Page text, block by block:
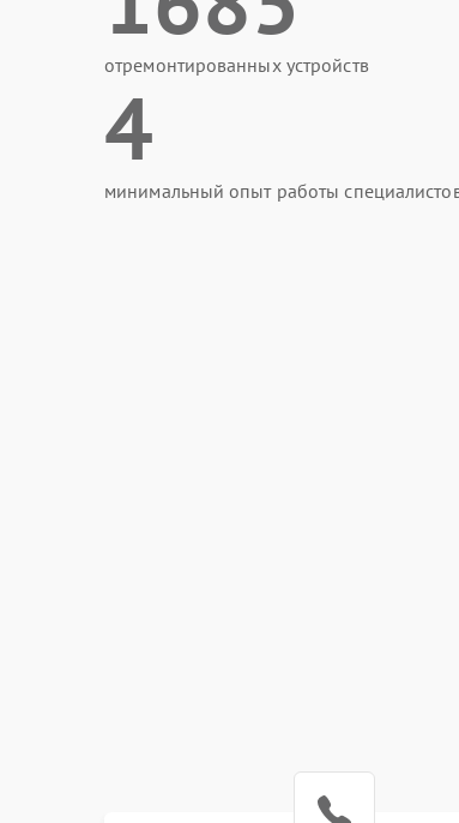
отремонтированных устройств
4
минимальный опыт работы